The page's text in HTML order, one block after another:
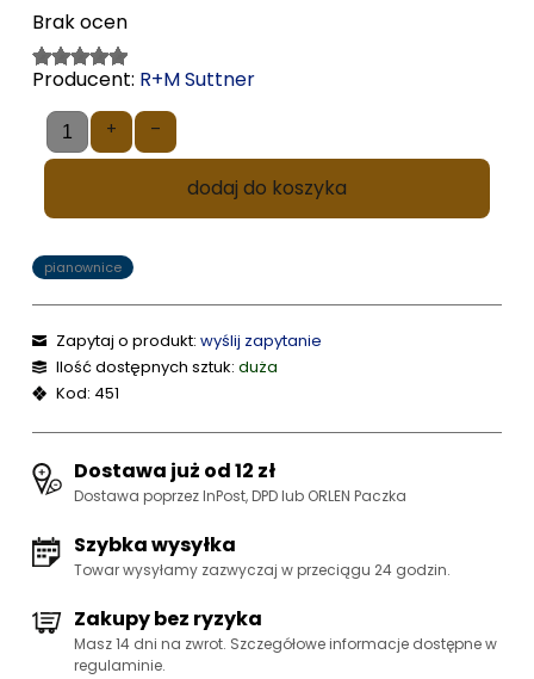
Brak ocen
Producent: R+M Suttner
+ –
dodaj do koszyka
pianownice
Zapytaj o produkt:wyślij zapytanie
Ilość dostępnych sztuk:duża
Kod: 451
Dostawa już od 12 zł
Dostawa poprzez InPost, DPD lub ORLEN Paczka
Szybka wysyłka
Towar wysyłamy zazwyczaj w przeciągu 24 godzin.
Zakupy bez ryzyka
Masz 14 dni na zwrot. Szczegółowe informacje dostępne w
regulaminie.